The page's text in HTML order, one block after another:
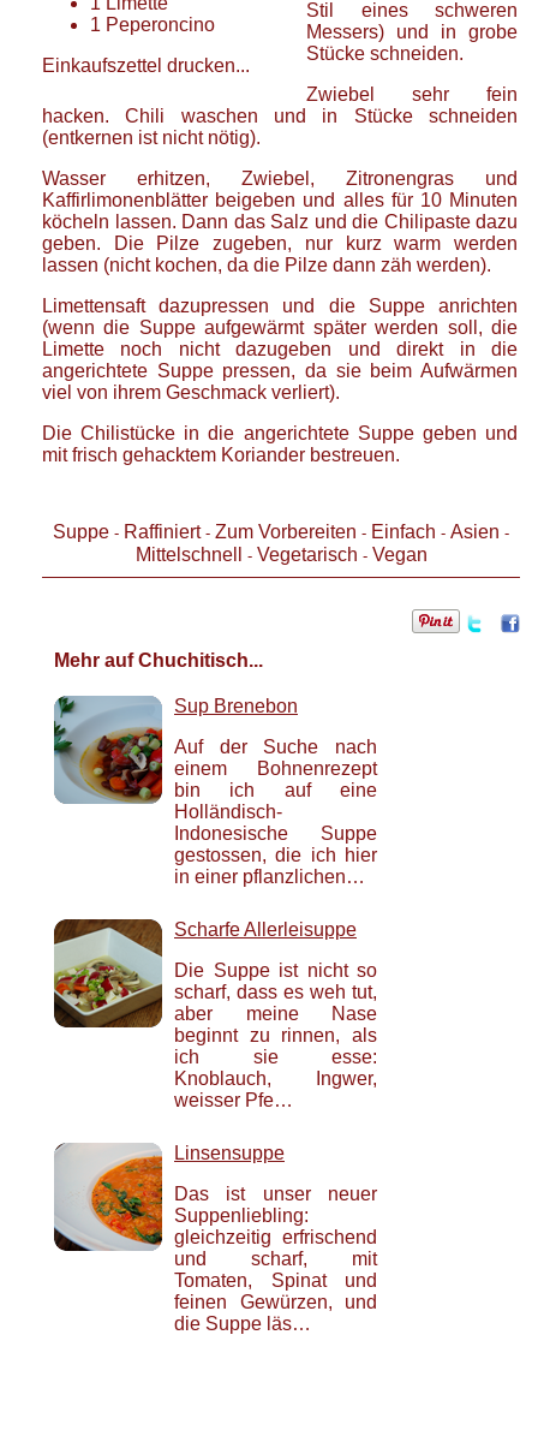
1 Peperoncino
Einkaufszettel drucken...
Stil eines schweren
Messers) und in grobe
Stücke schneiden.
Zwiebel sehr fein
hacken. Chili waschen und in Stücke schneiden
(entkernen ist nicht nötig).
Wasser erhitzen, Zwiebel, Zitronengras und
Kaffirlimonenblätter beigeben und alles für 10 Minuten
köcheln lassen. Dann das Salz und die Chilipaste dazu
geben. Die Pilze zugeben, nur kurz warm werden
lassen (nicht kochen, da die Pilze dann zäh werden).
Limettensaft dazupressen und die Suppe anrichten
(wenn die Suppe aufgewärmt später werden soll, die
Limette noch nicht dazugeben und direkt in die
angerichtete Suppe pressen, da sie beim Aufwärmen
viel von ihrem Geschmack verliert).
Die Chilistücke in die angerichtete Suppe geben und
mit frisch gehacktem Koriander bestreuen.
Suppe - Raffiniert- Zum Vorbereiten - Einfach - Asien -
Mittelschnell - Vegetarisch - Vegan
Mehr auf Chuchitisch...
Sup Brenebon
Auf der Suche nach
einem Bohnenrezept
bin ich auf eine
Holländisch-
Indonesische Suppe
gestossen, die ich hier
in einer pflanzlichen…
Scharfe Allerleisuppe
Die Suppe ist nicht so
scharf, dass es weh tut,
aber meine Nase
beginnt zu rinnen, als
ich sie esse:
Knoblauch, Ingwer,
weisser Pfe…
Linsensuppe
Das ist unser neuer
Suppenliebling:
gleichzeitig erfrischend
und scharf, mit
Tomaten, Spinat und
feinen Gewürzen, und
die Suppe läs…